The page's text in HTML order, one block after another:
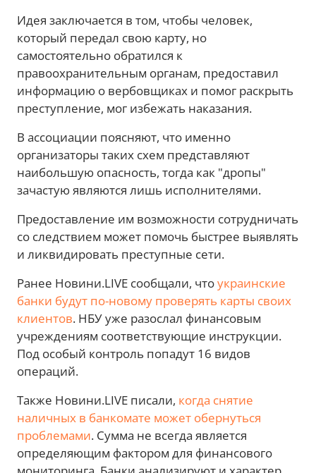
Идея заключается в том, чтобы человек,
который передал свою карту, но
самостоятельно обратился к
правоохранительным органам, предоставил
информацию о вербовщиках и помог раскрыть
преступление, мог избежать наказания.
В ассоциации поясняют, что именно
организаторы таких схем представляют
наибольшую опасность, тогда как "дропы"
зачастую являются лишь исполнителями.
Предоставление им возможности сотрудничать
со следствием может помочь быстрее выявлять
и ликвидировать преступные сети.
Ранее Новини.LIVE сообщали, чтоукраинские
банки будут по-новому проверять карты своих
клиентов. НБУ уже разослал финансовым
учреждениям соответствующие инструкции.
Под особый контроль попадут 16 видов
операций.
Также Новини.LIVE писали, когда снятие
наличных в банкомате может обернуться
проблемами. Сумма не всегда является
определяющим фактором для финансового